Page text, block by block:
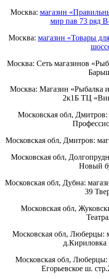
Москва: магазин
мир пав 73 ряд
Москва: магазин «Товары
Москва: Сеть магазинов
Москва: Магазин «Рыбалка
2к1Б ТЦ
Московская обл,
Московская обл, Дмитров:
Московская обл,
Новый
Московская обл, Дубна:
39
Московская обл,
Московская обл, Люберцы:
д.Кириловка
Московская обл,
Егорьевское ш.